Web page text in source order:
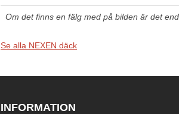
Om det finns en fälg med på bilden är det
Se alla NEXEN däck
INFORMATION